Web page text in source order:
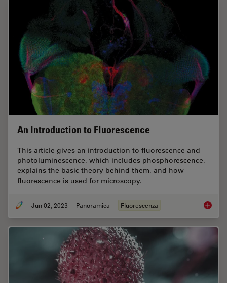
An Introduction to Fluorescence
This article gives an introduction to fluorescence and
photoluminescence, which includes phosphorescence,
explains the basic theory behind them, and how
fluorescence is used for microscopy.
Jun 02, 2023 Panoramica Fluorescenza An